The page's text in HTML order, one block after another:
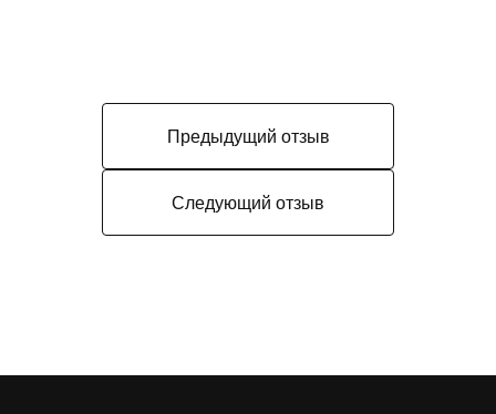
Предыдущий отзыв
Следующий отзыв